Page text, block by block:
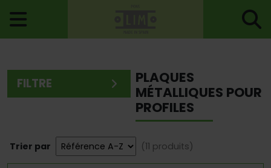
Métalliques Pour Profiles
FILTRE
PLAQUES
MÉTALLIQUES POUR
PROFILES
Trier par (11 produits)